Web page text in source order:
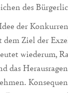
des
der
dem Ziel der
wiederum,
das